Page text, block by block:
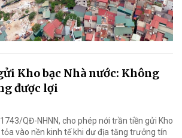
Kho bạc Nhà nước: Không
được lợi
QĐ-NHNN, cho phép nới trần tiền gửi Kho
tỏa vào nền kinh tế khi dư địa tăng trưởng tín